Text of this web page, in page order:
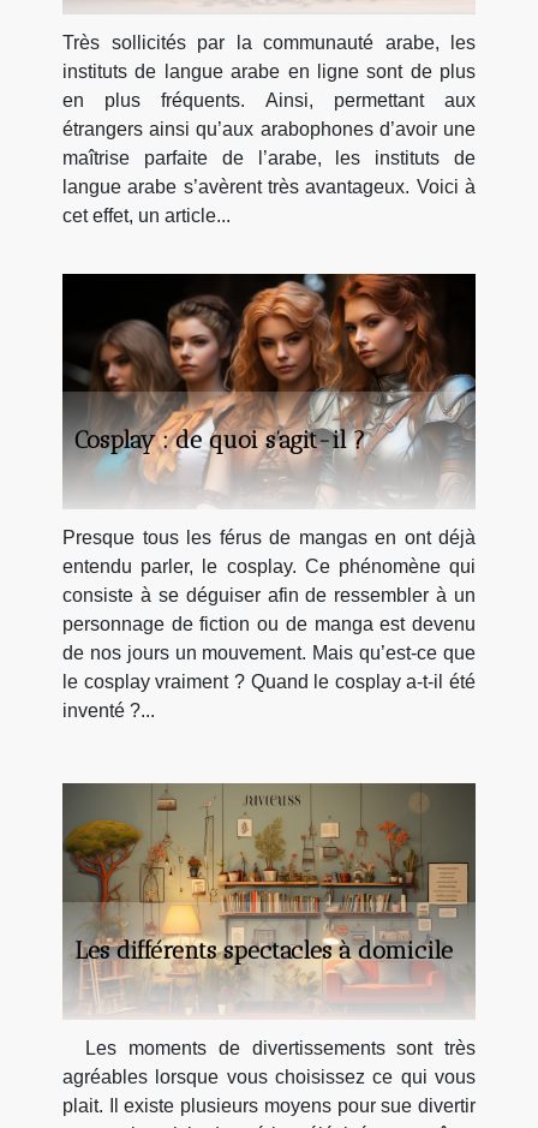
Très sollicités par la communauté arabe, les
instituts de langue arabe en ligne sont de plus
en plus fréquents. Ainsi, permettant aux
étrangers ainsi qu’aux arabophones d’avoir une
maîtrise parfaite de l’arabe, les instituts de
langue arabe s’avèrent très avantageux. Voici à
cet effet, un article...
Cosplay : de quoi s’agit-il ?
Presque tous les férus de mangas en ont déjà
entendu parler, le cosplay. Ce phénomène qui
consiste à se déguiser afin de ressembler à un
personnage de fiction ou de manga est devenu
de nos jours un mouvement. Mais qu’est-ce que
le cosplay vraiment ? Quand le cosplay a-t-il été
inventé ?...
Les différents spectacles à domicile
Les moments de divertissements sont très
agréables lorsque vous choisissez ce qui vous
plait. Il existe plusieurs moyens pour sue divertir